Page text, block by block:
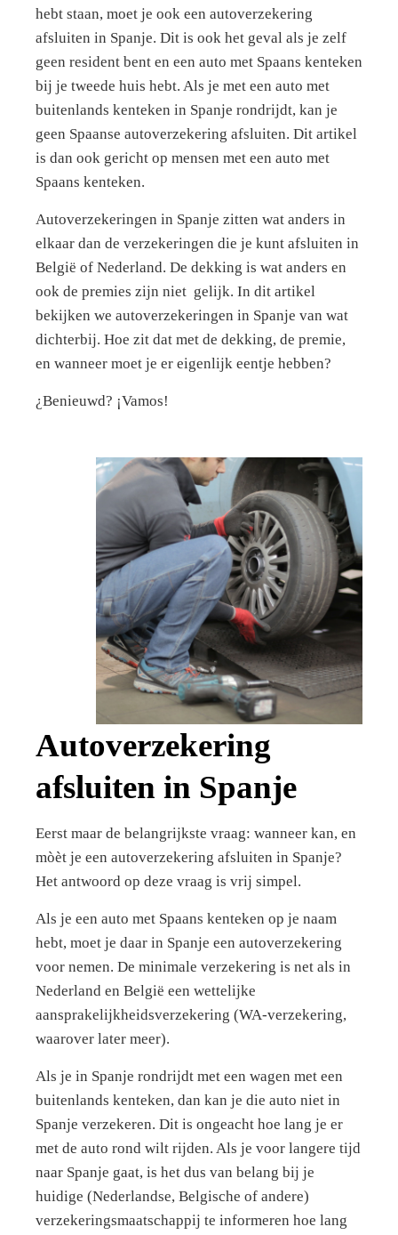
hebt staan, moet je ook een autoverzekering
afsluiten in Spanje. Dit is ook het geval als je zelf
geen resident bent en een auto met Spaans kenteken
bij je tweede huis hebt. Als je met een auto met
buitenlands kenteken in Spanje rondrijdt, kan je
geen Spaanse autoverzekering afsluiten. Dit artikel
is dan ook gericht op mensen met een auto met
Spaans kenteken.
Autoverzekeringen in Spanje zitten wat anders in
elkaar dan de verzekeringen die je kunt afsluiten in
België of Nederland. De dekking is wat anders en
ook de premies zijn niet gelijk. In dit artikel
bekijken we autoverzekeringen in Spanje van wat
dichterbij. Hoe zit dat met de dekking, de premie,
en wanneer moet je er eigenlijk eentje hebben?
¿Benieuwd? ¡Vamos!
Autoverzekering
afsluiten in Spanje
Eerst maar de belangrijkste vraag: wanneer kan, en
mòèt je een autoverzekering afsluiten in Spanje?
Het antwoord op deze vraag is vrij simpel.
Als je een auto met Spaans kenteken op je naam
hebt, moet je daar in Spanje een autoverzekering
voor nemen. De minimale verzekering is net als in
Nederland en België een wettelijke
aansprakelijkheidsverzekering (WA-verzekering,
waarover later meer).
Als je in Spanje rondrijdt met een wagen met een
buitenlands kenteken, dan kan je die auto niet in
Spanje verzekeren. Dit is ongeacht hoe lang je er
met de auto rond wilt rijden. Als je voor langere tijd
naar Spanje gaat, is het dus van belang bij je
huidige (Nederlandse, Belgische of andere)
verzekeringsmaatschappij te informeren hoe lang